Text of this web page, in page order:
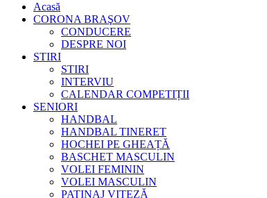
Acasă
CORONA BRAŞOV
CONDUCERE
DESPRE NOI
STIRI
STIRI
INTERVIU
CALENDAR COMPETIȚII
SENIORI
HANDBAL
HANDBAL TINERET
HOCHEI PE GHEAȚĂ
BASCHET MASCULIN
VOLEI FEMININ
VOLEI MASCULIN
PATINAJ VITEZĂ